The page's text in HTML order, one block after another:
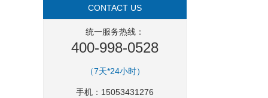
CONTACT US
统一服务热线：
400-998-0528
（7天*24小时）
手机：15053431276